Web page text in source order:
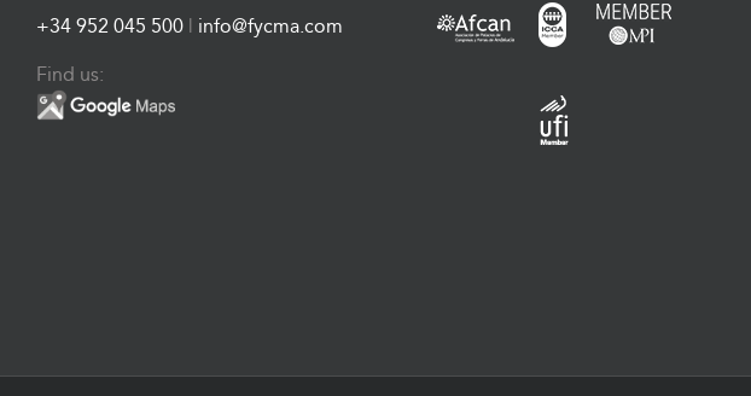
+34 952 045 500 | info@fycma.com
Find us: